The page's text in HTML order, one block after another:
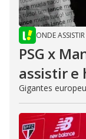
ONDE ASSISTIR
PSG x
assistir e
Gigantes